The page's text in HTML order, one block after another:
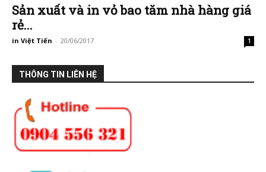
Sản xuất và in vỏ bao tăm nhà hàng giá
rẻ...
in Việt Tiến - 20/06/2017 1
THÔNG TIN LIÊN HỆ